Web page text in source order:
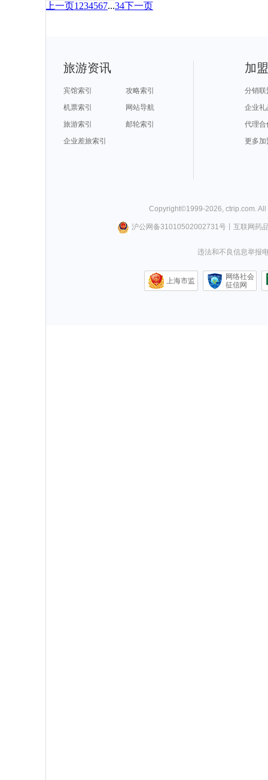
上一页1 234567...34下一页
旅游资讯
宾馆索引
攻略索引
机票索引
网站导航
旅游索引
邮轮索引
企业差旅索引
加
分销联
企业礼
代理合
更多加
Copyright©1999-2026, ctrip.com.
沪公网备31010502002731号丨 互联网药
违法和不良信息举报
上海市监
网络社会
征信网